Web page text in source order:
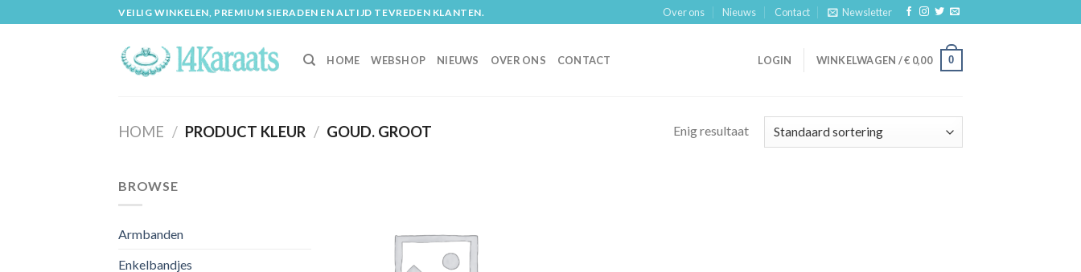
to
VEILIG WINKELEN, PREMIUM SIERADEN EN ALTIJD TEVREDEN KLANTEN. Over ons Nieuws Contact Newsletter
HOME WEBSHOP NIEUWS OVER ONS CONTACT LOGIN WINKELWAGEN /€ 0,00 0
HOME / PRODUCT KLEUR / GOUD. GROOT Enig resultaat
BROWSE
Armbanden
Enkelbandjes